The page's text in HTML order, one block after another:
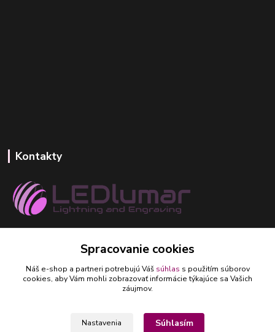
Kontakty
ledlumar@ledlumar.sk
Spracovanie cookies
Náš e-shop a partneri potrebujú Váš súhlas s použitím súborov
cookies, aby Vám mohli zobrazovať informácie týkajúce sa Vašich
záujmov.
Nastavenia Súhlasím